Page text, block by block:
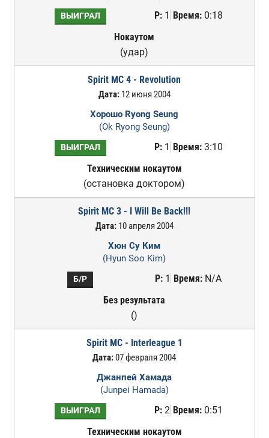
ВЫИГРАЛ Р:1 Время:0:18
Нокаутом
(удар)
Spirit MC 4 - Revolution
Дата:12 июня 2004
Хорошо Ryong Seung
(Ok Ryong Seung)
ВЫИГРАЛ Р:1 Время:3:10
Техническим нокаутом
(остановка доктором)
Spirit MC 3 - I Will Be Back!!!
Дата:10 апреля 2004
Хюн Су Ким
(Hyun Soo Kim)
Б/Р Р: 1 Время: N/A
Без результата
()
Spirit MC - Interleague 1
Дата:07 февраля 2004
Джанпей Хамада
(Junpei Hamada)
ВЫИГРАЛ Р:2 Время:0:51
Техническим нокаутом